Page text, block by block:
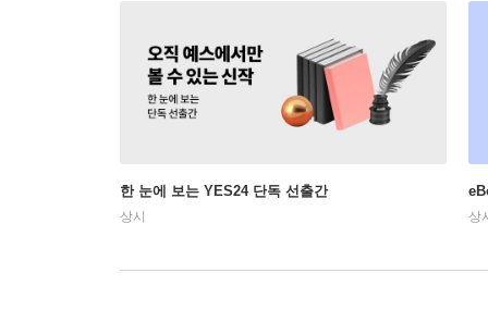
한 눈에 보는 YES24 단독 선출간
상시 상